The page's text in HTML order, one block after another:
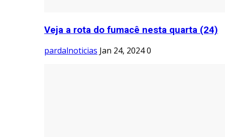
Veja a rota do fumacê nesta quarta (24)
pardalnoticias Jan 24, 20240